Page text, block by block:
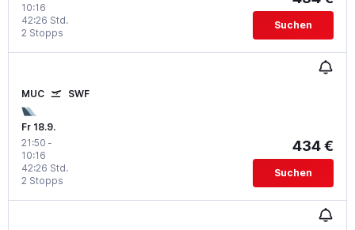
10:16
2 Stopps
42:26 Std. Suchen
MUC SWF
Fr 18.9.
21:50 -
10:16
2 Stopps
42:26 Std.
434 €
Suchen